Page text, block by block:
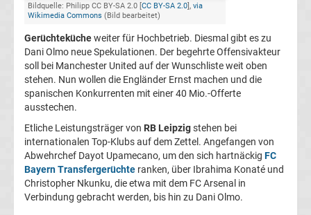
Top-
Aktuell
Bundesliga
Tabelle
Bundesliga
Ergebnisse
Bildquelle: Philipp CC BY-SA 2.0 [CC BY-SA 2.0], via
Wikimedia Commons (Bild bearbeitet)
Gerüchtekücheweiter für Hochbetrieb. Diesmal gibt es zu
Dani Olmo neue Spekulationen. Der begehrte Offensivakteur
soll bei Manchester United auf der Wunschliste weit oben
stehen. Nun wollen die Engländer Ernst machen und die
spanischen Konkurrenten mit einer 40 Mio.-Offerte
ausstechen.
Etliche Leistungsträger von RB Leipzigstehen bei
internationalen Top-Klubs auf dem Zettel. Angefangen von
Abwehrchef Dayot Upamecano, um den sich hartnäckig FC
Bayern Transfergerüchte ranken, über Ibrahima Konaté und
Christopher Nkunku, die etwa mit dem FC Arsenal in
Verbindung gebracht werden, bis hin zu Dani Olmo.